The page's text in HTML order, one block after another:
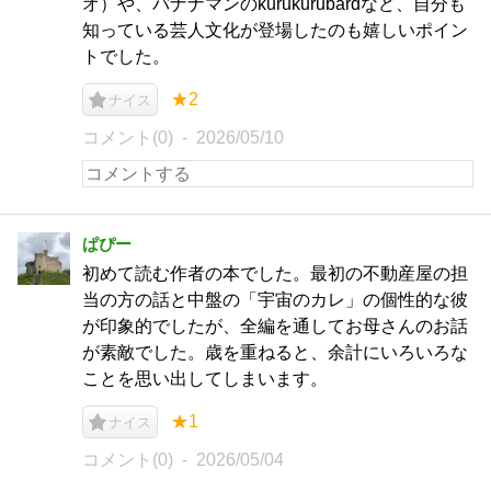
オ）や、バナナマンのkurukurubardなど、自分も
知っている芸人文化が登場したのも嬉しいポイン
トでした。
ナイス ★2
コメント(0) 2026/05/10
ぱぴー
初めて読む作者の本でした。最初の不動産屋の担
当の方の話と中盤の「宇宙のカレ」の個性的な彼
が印象的でしたが、全編を通してお母さんのお話
が素敵でした。歳を重ねると、余計にいろいろな
ことを思い出してしまいます。
ナイス ★1
コメント(0) 2026/05/04